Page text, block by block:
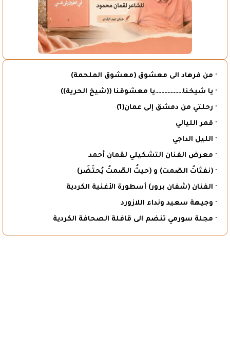
· من فرهاد الى معشوق (معشوق الملحمة)
· يا شيخنا………………يا معشوقنا ((شيخ الحرية))
· رحلتي من دمشق إلى عمان(1)
· قمر الليالي
· الليل الداجي
· معرض الفنان التشكيلي لقمان أحمد
· (نفثاتُ الصّمت) و (حيثُ الصّمتُ يُحتَضَر)
· الفنان (شفان برور) أسطورة الأغنية الكردية
· وجيهة سعيد ونداء اللازورد
· مجلة سورمي تنضم الى قافلة الصحافة الكردية